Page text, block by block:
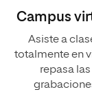
Campus
Asiste a
totalmente en
repasa las